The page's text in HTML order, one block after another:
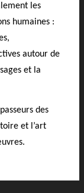
les
humaines :
autour de
et la
des
et l’art